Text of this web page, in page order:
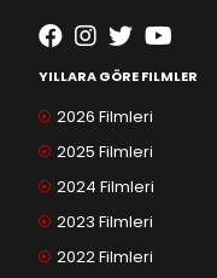
YILLARA GÖRE FILMLER
2026 Filmleri
2025 Filmleri
2024 Filmleri
2023 Filmleri
2022 Filmleri